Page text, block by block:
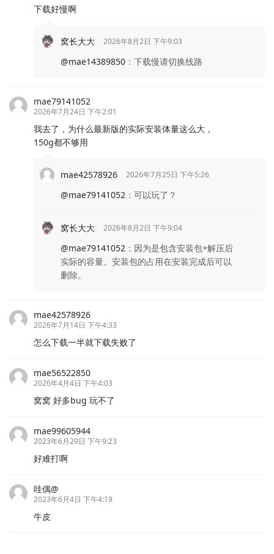
下载好慢啊
窝长大大 2026年8月2日 下午9:03
@mae14389850 ： 下载慢请切换线路
mae79141052
2026年7月24日 下午2:01
我去了，为什么最新版的实际安装体量这么大，
150g都不够用
mae42578926 2026年7月25日 下午5:26
@mae79141052 ： 可以玩了？
窝长大大 2026年8月2日 下午9:04
@mae79141052 ： 因为是包含安装包+解压后
实际的容量。安装包的占用在安装完成后可以
删除。
mae42578926
2026年7月14日 下午4:33
怎么下载一半就下载失败了
mae56522850
2026年4月4日 下午4:03
窝窝 好多bug 玩不了
mae99605944
2023年6月29日 下午9:23
好难打啊
哇偶@
2023年6月4日 下午4:19
牛皮